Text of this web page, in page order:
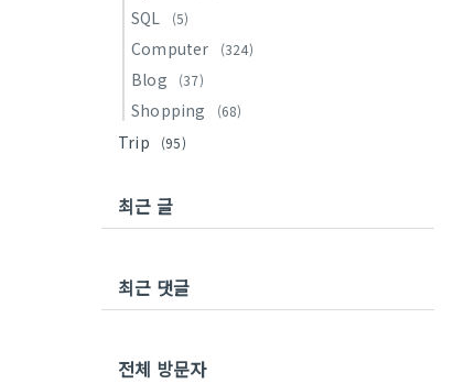
SQL (5)
Computer (324)
Blog (37)
Shopping (68)
Trip (95)
최근 글
최근 댓글
전체 방문자